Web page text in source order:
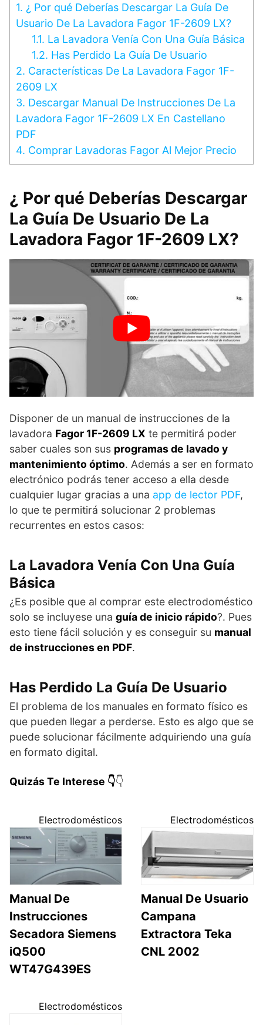
1. ¿ Por qué Deberías Descargar La Guía De
Usuario De La Lavadora Fagor 1F-2609 LX?
1.1. La Lavadora Venía Con Una Guía Básica
1.2. Has Perdido La Guía De Usuario
2. Características De La Lavadora Fagor 1F-
2609 LX
3. Descargar Manual De Instrucciones De La
Lavadora Fagor 1F-2609 LX En Castellano
PDF
4. Comprar Lavadoras Fagor Al Mejor Precio
¿ Por qué Deberías Descargar
La Guía De Usuario De La
Lavadora Fagor 1F-2609 LX?
Disponer de un manual de instrucciones de la
lavadora Fagor 1F-2609 LX te permitirá poder
saber cuales son sus programas de lavado y
mantenimiento óptimo. Además a ser en formato
electrónico podrás tener acceso a ella desde
cualquier lugar gracias a una app de lector PDF,
lo que te permitirá solucionar 2 problemas
recurrentes en estos casos:
La Lavadora Venía Con Una Guía
Básica
¿Es posible que al comprar este electrodoméstico
solo se incluyese una guía de inicio rápido?. Pues
esto tiene fácil solución y es conseguir su manual
de instrucciones en PDF.
Has Perdido La Guía De Usuario
El problema de los manuales en formato físico es
que pueden llegar a perderse. Esto es algo que se
puede solucionar fácilmente adquiriendo una guía
en formato digital.
Quizás Te Interese 👇👇
Electrodomésticos
Manual De
Instrucciones
Secadora Siemens
iQ500
WT47G439ES
Electrodomésticos
Manual De Usuario
Campana
Extractora Teka
CNL 2002
Electrodomésticos